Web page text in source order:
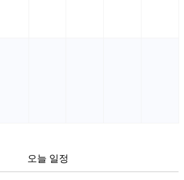
오늘 일정